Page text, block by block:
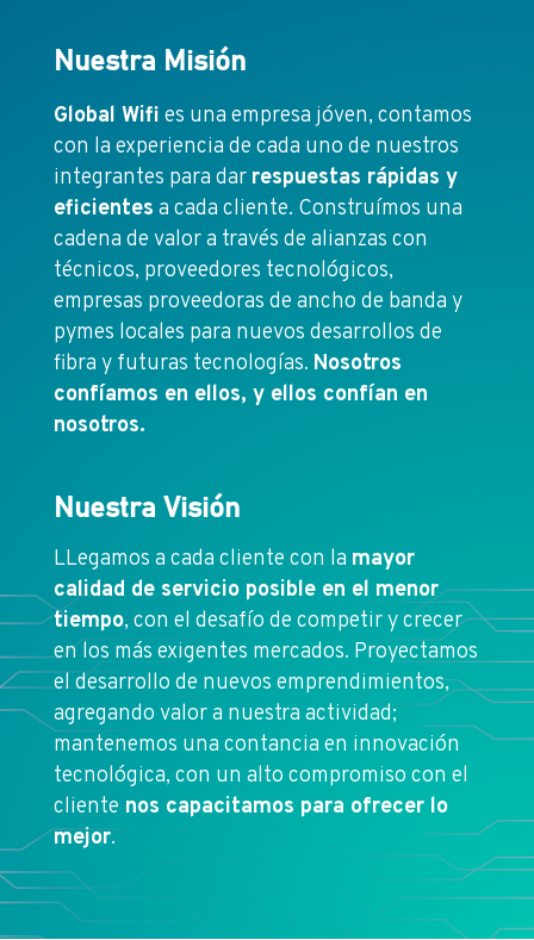
Nuestra Misión
Global Wifi es una empresa jóven, contamos
con la experiencia de cada uno de nuestros
integrantes para dar respuestas rápidas y
eficientes a cada cliente. Construímos una
cadena de valor a través de alianzas con
técnicos, proveedores tecnológicos,
empresas proveedoras de ancho de banda y
pymes locales para nuevos desarrollos de
fibra y futuras tecnologías. Nosotros
confíamos en ellos, y ellos confían en
nosotros.
Nuestra Visión
LLegamos a cada cliente con la mayor
calidad de servicio posible en el menor
tiempo, con el desafío de competir y crecer
en los más exigentes mercados. Proyectamos
el desarrollo de nuevos emprendimientos,
agregando valor a nuestra actividad;
mantenemos una contancia en innovación
tecnológica, con un alto compromiso con el
cliente nos capacitamos para ofrecer lo
mejor.